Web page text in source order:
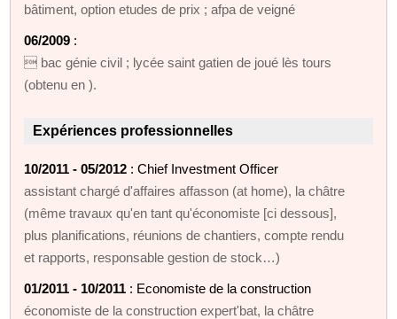
bâtiment, option etudes de prix ; afpa de veigné
06/2009 :
 bac génie civil ; lycée saint gatien de joué lès tours
(obtenu en ).
Expériences professionnelles
10/2011 - 05/2012 : Chief Investment Officer
assistant chargé d'affaires affasson (at home), la châtre
(même travaux qu'en tant qu'économiste [ci dessous],
plus planifications, réunions de chantiers, compte rendu
et rapports, responsable gestion de stock…)
01/2011 - 10/2011 : Economiste de la construction
économiste de la construction expert'bat, la châtre